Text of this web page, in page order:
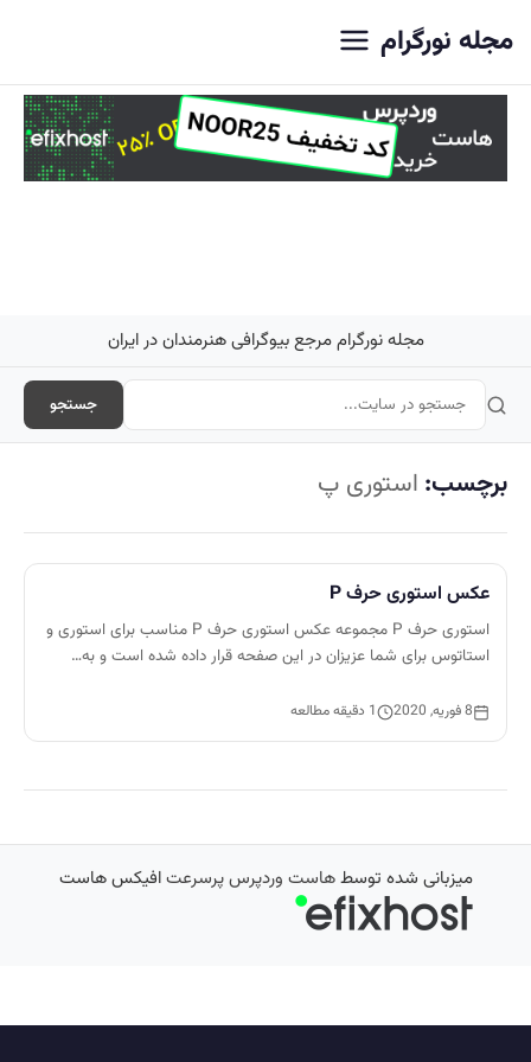
مجله نورگرام
مجله نورگرام مرجع بیوگرافی هنرمندان در ایران
جستجو
برچسب: استوری پ
عکس استوری حرف P
استوری حرف P مجموعه عکس استوری حرف P مناسب برای استوری و
استاتوس برای شما عزیزان در این صفحه قرار داده شده است و به…
8 فوریه, 2020 1 دقیقه مطالعه
میزبانی شده توسطهاست وردپرس پرسرعتافیکس هاست